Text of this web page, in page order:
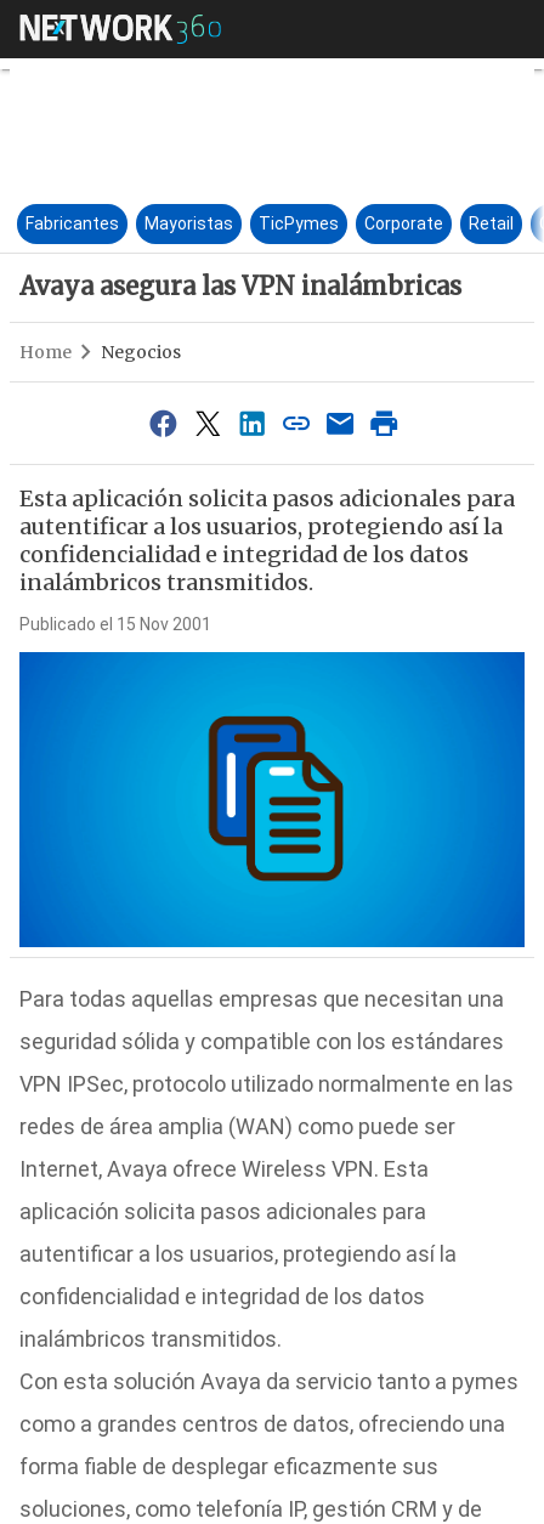
Avaya asegura las VPN
Fabricantes Mayoristas TicPymes Corporate Retail
Avaya asegura las VPN inalámbricas
Home Negocios
Esta aplicación solicita pasos adicionales para
autentificar a los usuarios, protegiendo así la
confidencialidad e integridad de los datos
inalámbricos transmitidos.
Publicado el 15 Nov 2001
Para todas aquellas empresas que necesitan una
seguridad sólida y compatible con los estándares
VPN IPSec, protocolo utilizado normalmente en las
redes de área amplia (WAN) como puede ser
Internet, Avaya ofrece Wireless VPN. Esta
aplicación solicita pasos adicionales para
autentificar a los usuarios, protegiendo así la
confidencialidad e integridad de los datos
inalámbricos transmitidos.
Con esta solución Avaya da servicio tanto a pymes
como a grandes centros de datos, ofreciendo una
forma fiable de desplegar eficazmente sus
soluciones, como telefonía IP, gestión CRM y de